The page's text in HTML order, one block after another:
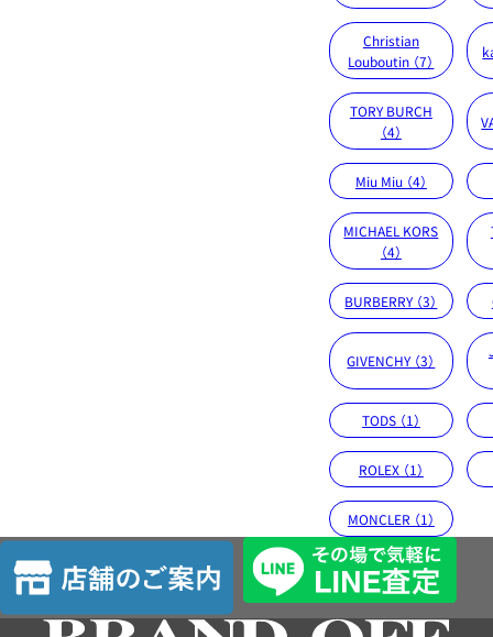
Christian
Louboutin （7）
TORY BURCH
（4）
Miu Miu （4）
MICHAEL KORS
（4）
BURBERRY （3）
GIVENCHY （3）
TODS （1）
ROLEX （1）
MONCLER （1）
店
舗
の